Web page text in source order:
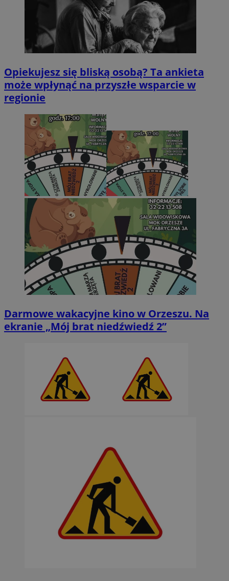
Opiekujesz się bliską osobą? Ta ankieta
może wpłynąć na przyszłe wsparcie w
regionie
Darmowe wakacyjne kino w Orzeszu. Na
ekranie „Mój brat niedźwiedź 2”